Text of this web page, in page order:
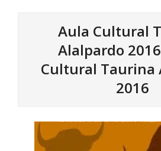
Aula Cultural
Alalpardo
Cultural Taurina
2016